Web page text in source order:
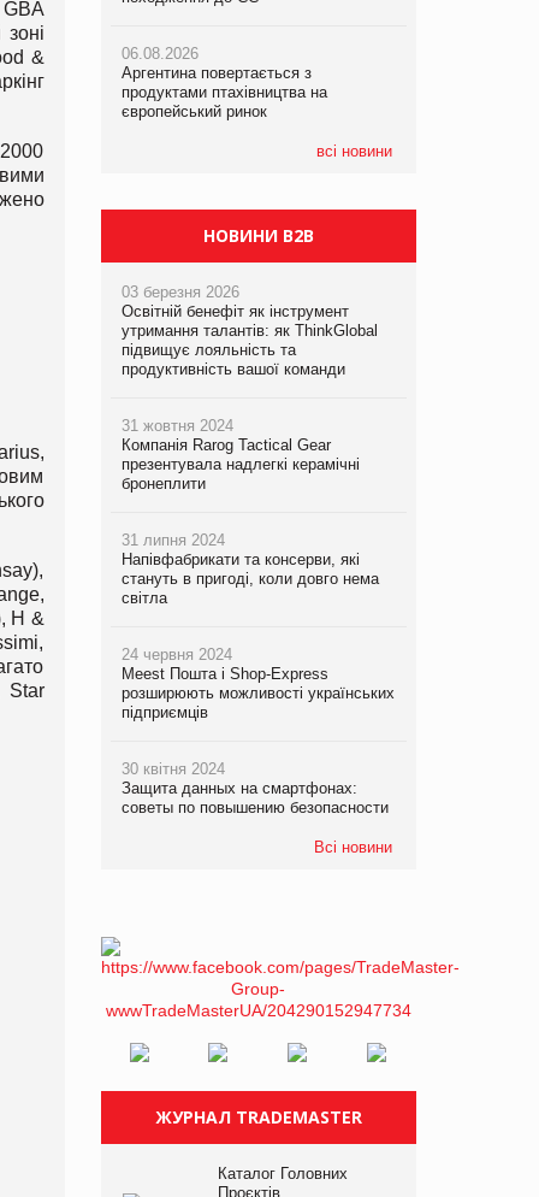
&
H &
Star
06.08.2026
Аргентина повертається з
продуктами птахівництва на
європейський ринок
всі новини
05.08.2026
Смачне поповнення дитячого меню:
у VARUS з’явилися новинки від ТМ
ТОКЕРИ
хлібобулочні вироби на
PrivateLabel&FMCG Master 2026
06.08.2026
Аргентина повертається з
продуктами птахівництва на
європейський ринок
НОВИНИ B2B
03 березня 2026
Освітній бенефіт як інструмент
утримання талантів: як ThinkGlobal
підвищує лояльність та
продуктивність вашої команди
31 жовтня 2024
Компанія Rarog Tactical Gear
презентувала надлегкі керамічні
бронеплити
31 липня 2024
Напівфабрикати та консерви, які
стануть в пригоді, коли довго нема
світла
24 червня 2024
Meest Пошта і Shop-Express
розширюють можливості українських
підприємців
30 квітня 2024
Защита данных на смартфонах:
советы по повышению безопасности
Всі новини
ЖУРНАЛ TRADEMASTER
Каталог Головних
Проєктів